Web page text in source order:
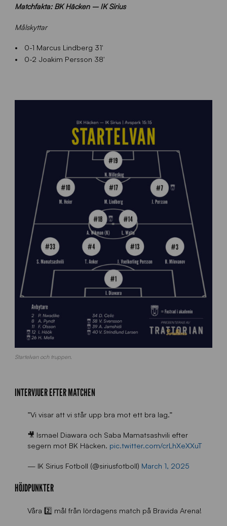
Matchfakta: BK Häcken – IK Sirius
Målskyttar
0-1 Marcus Lindberg 31′
0-2 Joakim Persson 38′
Startelvan och truppen.
INTERVJUER EFTER MATCHEN
”Vi visar att vi står upp bra mot ett bra lag.”
🎥 Ismael Diawara och Saba Mamatsashvili efter
segern mot BK Häcken. pic.twitter.com/crLhXeXXuT
— IK Sirius Fotboll (@siriusfotboll) March 1, 2025
HÖJDPUNKTER
Våra 2️⃣ mål från lördagens match på Bravida Arena!